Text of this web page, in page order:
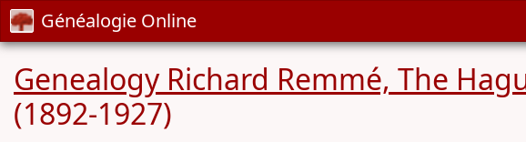
Généalogie Online
Genealogy Richard Remmé, The
(1892-1927)